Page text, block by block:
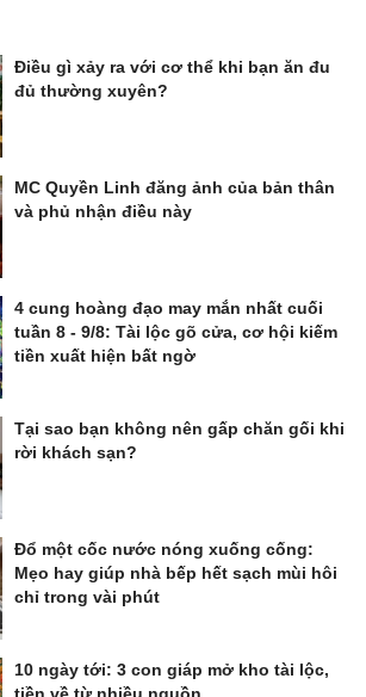
Điều gì xảy ra với cơ thể khi bạn ăn đu
đủ thường xuyên?
MC Quyền Linh đăng ảnh của bản thân
và phủ nhận điều này
4 cung hoàng đạo may mắn nhất cuối
tuần 8 - 9/8: Tài lộc gõ cửa, cơ hội kiếm
tiền xuất hiện bất ngờ
Tại sao bạn không nên gấp chăn gối khi
rời khách sạn?
Đổ một cốc nước nóng xuống cống:
Mẹo hay giúp nhà bếp hết sạch mùi hôi
chỉ trong vài phút
10 ngày tới: 3 con giáp mở kho tài lộc,
tiền về từ nhiều nguồn